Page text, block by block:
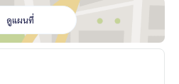
ดูแผนที่